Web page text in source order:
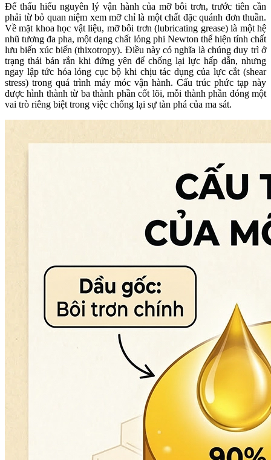
Để thấu hiểu nguyên lý vận hành của mỡ bôi trơn, trước tiên cần
phải từ bỏ quan niệm xem mỡ chỉ là một chất đặc quánh đơn thuần.
Về mặt khoa học vật liệu, mỡ bôi trơn (lubricating grease) là một hệ
nhũ tương đa pha, một dạng chất lỏng phi Newton thể hiện tính chất
lưu biến xúc biến (thixotropy). Điều này có nghĩa là chúng duy trì ở
trạng thái bán rắn khi đứng yên để chống lại lực hấp dẫn, nhưng
ngay lập tức hóa lỏng cục bộ khi chịu tác dụng của lực cắt (shear
stress) trong quá trình máy móc vận hành. Cấu trúc phức tạp này
được hình thành từ ba thành phần cốt lõi, mỗi thành phần đóng một
vai trò riêng biệt trong việc chống lại sự tàn phá của ma sát.